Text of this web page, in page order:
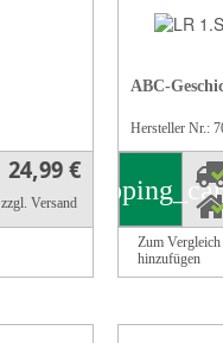
24,99 €
zzgl. Versand
ABC-
Hersteller Nr.:
Zum Vergleich
hinzufügen